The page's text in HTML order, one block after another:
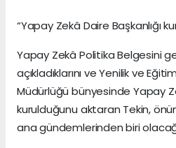
“Yapay Zekâ Daire Başkanlığı
Yapay Zekâ Politika Belgesini
açıkladıklarını ve Yenilik ve
Müdürlüğü bünyesinde Yapay
kurulduğunu aktaran Tekin,
ana gündemlerinden biri